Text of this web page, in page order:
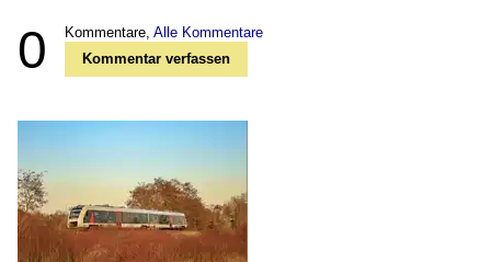
0 Kommentare, Alle Kommentare
Kommentar verfassen